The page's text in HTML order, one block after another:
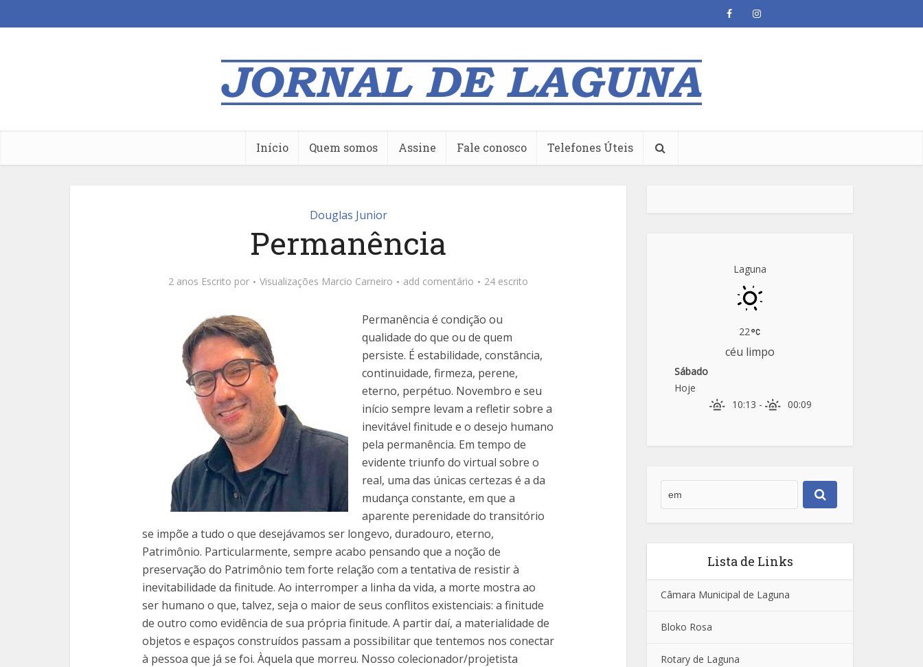
Início Quem somos Assine Fale conosco Telefones Úteis
Douglas Junior
Permanência
2 anos Escrito por Visualizações Marcio Carneiro add comentário 24 escrito
Permanência é condição ou
qualidade do que ou de quem
persiste. É estabilidade, constância,
continuidade, firmeza, perene,
eterno, perpétuo. Novembro e seu
início sempre levam a refletir sobre a
inevitável finitude e o desejo humano
pela permanência. Em tempo de
evidente triunfo do virtual sobre o
real, uma das únicas certezas é a da
mudança constante, em que a
aparente perenidade do transitório
se impõe a tudo o que desejávamos ser longevo, duradouro, eterno,
Patrimônio. Particularmente, sempre acabo pensando que a noção de
preservação do Patrimônio tem forte relação com a tentativa de resistir à
inevitabilidade da finitude. Ao interromper a linha da vida, a morte mostra ao
ser humano o que, talvez, seja o maior de seus conflitos existenciais: a finitude
de outro como evidência de sua própria finitude. A partir daí, a materialidade de
objetos e espaços construídos passam a possibilitar que tentemos nos conectar
à pessoa que já se foi. Àquela que morreu. Nosso colecionador/projetista
Laguna
22
céu limpo
Sábado
Hoje
10:13 - 00:09
Lista de Links
Câmara Municipal de Laguna
Bloko Rosa
Rotary de Laguna